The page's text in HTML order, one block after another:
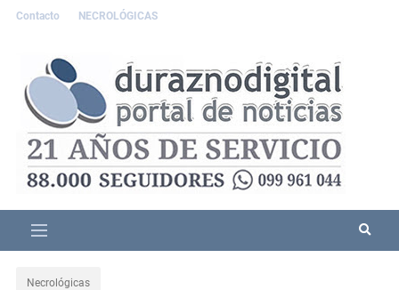
Contacto NECROLÓGICAS
Necrológicas